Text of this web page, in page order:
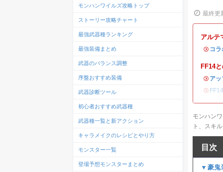
最終更
アルテ
・ コ
FF14
・ アッ
・
モンハン
ト、スキ
目次
▼豪鬼
モンハンワイルズ攻略トップ
ストーリー攻略チャート
最強武器種ランキング
最強装備まとめ
武器のバランス調整
序盤おすすめ装備
武器診断ツール
初心者おすすめ武器種
武器種一覧と新アクション
キャラメイクのレシピとやり方
モンスター一覧
登場予想モンスターまとめ